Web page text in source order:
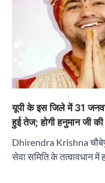
यूपी के इस जिले में 31
हुई तेज; होगी हनुमान जी की
Dhirendra Krishna
सेवा समिति के तत्वावधान में